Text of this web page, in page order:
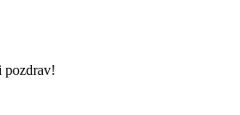
pozdrav!